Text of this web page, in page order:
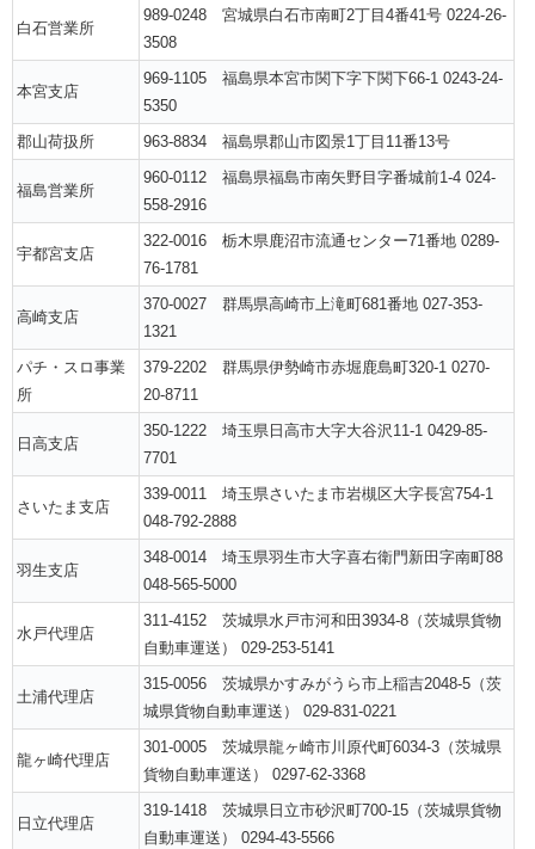
白石営業所
989-0248 宮城県白石市南町2丁目4番41号 0224-26-
3508
本宮支店
969-1105 福島県本宮市関下字下関下66-1 0243-24-
5350
郡山荷扱所
963-8834 福島県郡山市図景1丁目11番13号
福島営業所
960-0112 福島県福島市南矢野目字番城前1-4 024-
558-2916
宇都宮支店
322-0016 栃木県鹿沼市流通センター71番地 0289-
76-1781
高崎支店
370-0027 群馬県高崎市上滝町681番地 027-353-
1321
パチ・スロ事業
所
379-2202 群馬県伊勢崎市赤堀鹿島町320-1 0270-
20-8711
日高支店
350-1222 埼玉県日高市大字大谷沢11-1 0429-85-
7701
さいたま支店
339-0011 埼玉県さいたま市岩槻区大字長宮754-1
048-792-2888
羽生支店
348-0014 埼玉県羽生市大字喜右衛門新田字南町88
048-565-5000
水戸代理店
311-4152 茨城県水戸市河和田3934-8（茨城県貨物
自動車運送） 029-253-5141
土浦代理店
315-0056 茨城県かすみがうら市上稲吉2048-5（茨
城県貨物自動車運送） 029-831-0221
龍ヶ崎代理店
301-0005 茨城県龍ヶ崎市川原代町6034-3（茨城県
貨物自動車運送） 0297-62-3368
日立代理店
319-1418 茨城県日立市砂沢町700-15（茨城県貨物
自動車運送） 0294-43-5566